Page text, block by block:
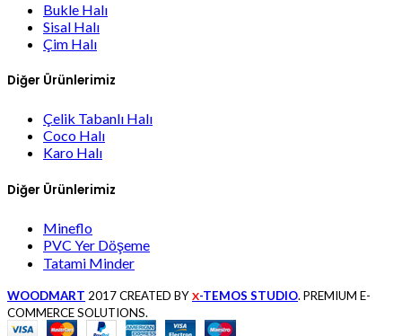
Bukle Halı
Sisal Halı
Çim Halı
Diğer Ürünlerimiz
Çelik Tabanlı Halı
Coco Halı
Karo Halı
Diğer Ürünlerimiz
Mineflo
PVC Yer Döşeme
Tatami Minder
WOODMART 2017 CREATED BY X-TEMOS STUDIO. PREMIUM E-
COMMERCE SOLUTIONS.